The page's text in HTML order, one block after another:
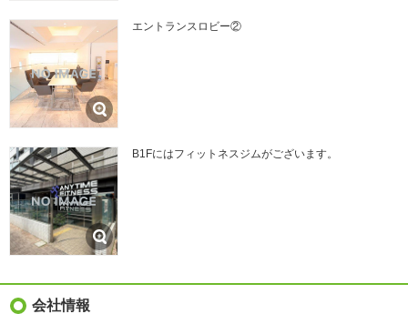
エントランスロビー②
B1Fにはフィットネスジムがございます。
会社情報